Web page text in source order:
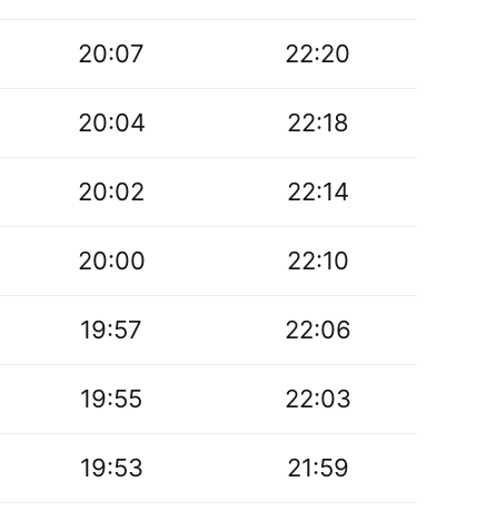
20:07 22:20
20:04 22:18
20:02 22:14
20:00 22:10
19:57 22:06
19:55 22:03
19:53 21:59